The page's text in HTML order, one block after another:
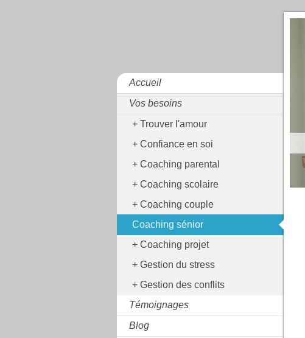
Accueil
Vos besoins
Trouver l'amour
Confiance en soi
Coaching parental
Coaching scolaire
Coaching couple
Coaching sénior
Coaching projet
Gestion du stress
Gestion des conflits
Témoignages
Blog